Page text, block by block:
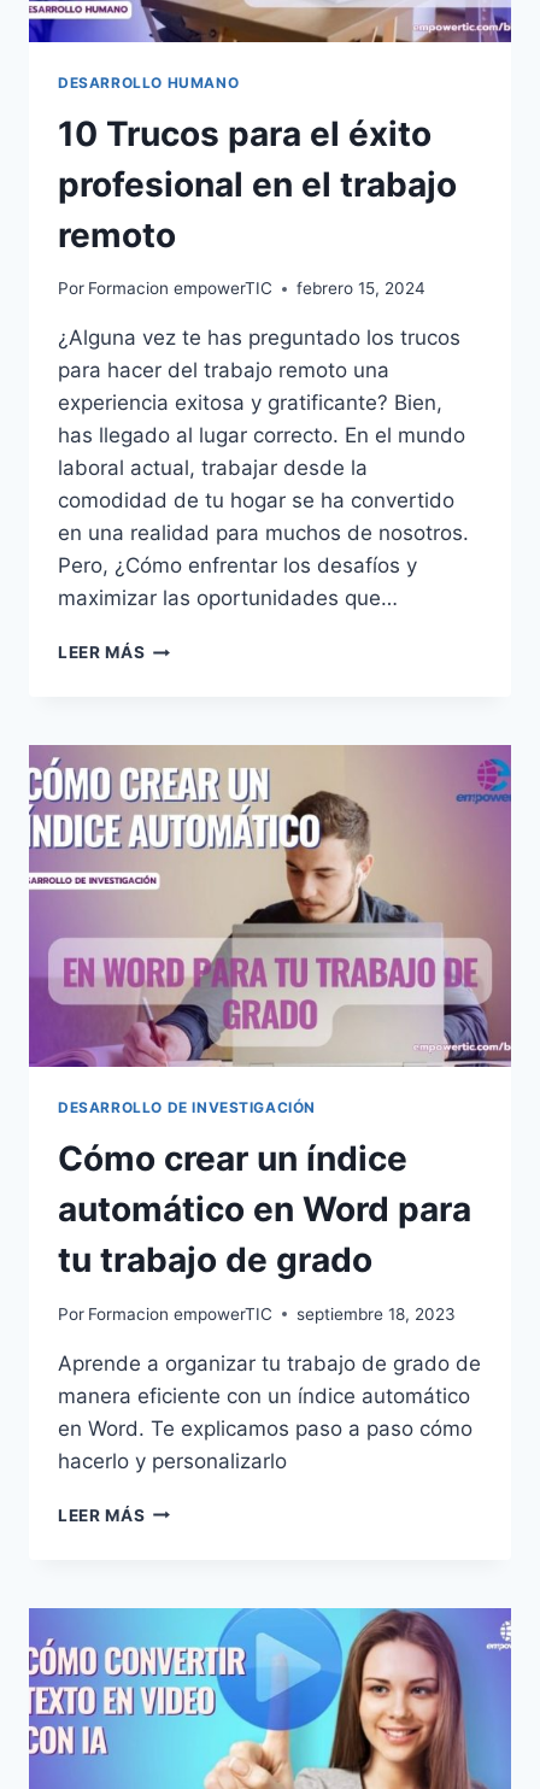
DESARROLLO HUMANO
10 Trucos para el éxito
profesional en el trabajo
remoto
Por Formacion empowerTIC febrero 15, 2024
¿Alguna vez te has preguntado los trucos
para hacer del trabajo remoto una
experiencia exitosa y gratificante? Bien,
has llegado al lugar correcto. En el mundo
laboral actual, trabajar desde la
comodidad de tu hogar se ha convertido
en una realidad para muchos de nosotros.
Pero, ¿Cómo enfrentar los desafíos y
maximizar las oportunidades que…
LEER MÁS
DESARROLLO DE INVESTIGACIÓN
Cómo crear un índice
automático en Word para
tu trabajo de grado
Por Formacion empowerTIC septiembre 18, 2023
Aprende a organizar tu trabajo de grado de
manera eficiente con un índice automático
en Word. Te explicamos paso a paso cómo
hacerlo y personalizarlo
LEER MÁS